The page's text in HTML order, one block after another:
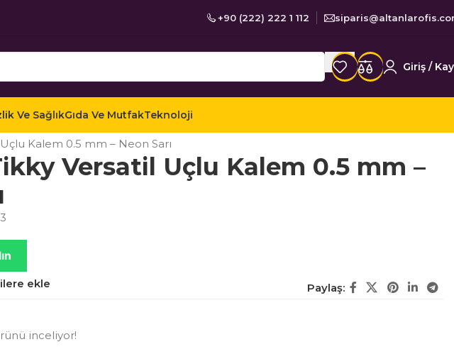
+90 (222) 222 1 112
Giriş /
Ve SağlıkGıda Ve MutfakTeknoloji
Kalem 0.5 mm – Neon Sarı
Versatil Uçlu Kalem 0.5 mm –
ekle
Paylaş:
inceliyor!